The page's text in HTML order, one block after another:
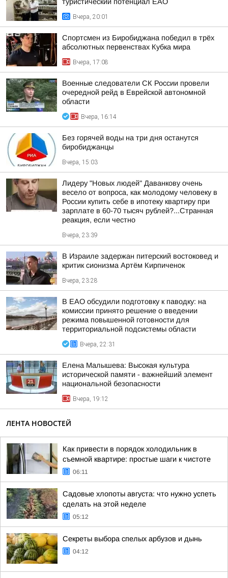
Вчера, 20:01
Спортсмен из Биробиджана победил в трёх
абсолютных первенствах Кубка мира
Вчера, 17:08
Военные следователи СК России провели
очередной рейд в Еврейской автономной
области
Вчера, 16:14
Без горячей воды на три дня останутся
биробиджанцы
Вчера, 15:03
Лидеру "Новых людей" Даванкову очень
весело от вопроса, как молодому человеку в
России купить себе в ипотеку квартиру при
зарплате в 60-70 тысяч рублей?...Странная
реакция, если честно
Вчера, 23:39
В Израиле задержан питерский востоковед и
критик сионизма Артём Кирпиченок
Вчера, 23:28
В ЕАО обсудили подготовку к паводку: на
комиссии принято решение о введении
режима повышенной готовности для
территориальной подсистемы области
Вчера, 22:31
Елена Малышева: Высокая культура
исторической памяти - важнейший элемент
национальной безопасности
Вчера, 19:12
ЛЕНТА НОВОСТЕЙ
Как привести в порядок холодильник в
съемной квартире: простые шаги к чистоте
06:11
Садовые хлопоты августа: что нужно успеть
сделать на этой неделе
05:12
Секреты выбора спелых арбузов и дынь
04:12